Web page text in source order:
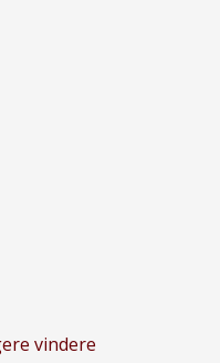
vindere